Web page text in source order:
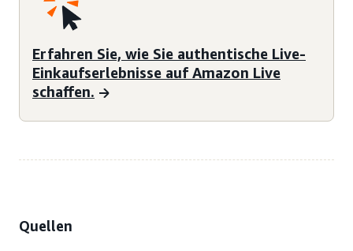
Erfahren Sie, wie Sie authentische Live-
Einkaufserlebnisse auf Amazon Live
schaffen.
Quellen